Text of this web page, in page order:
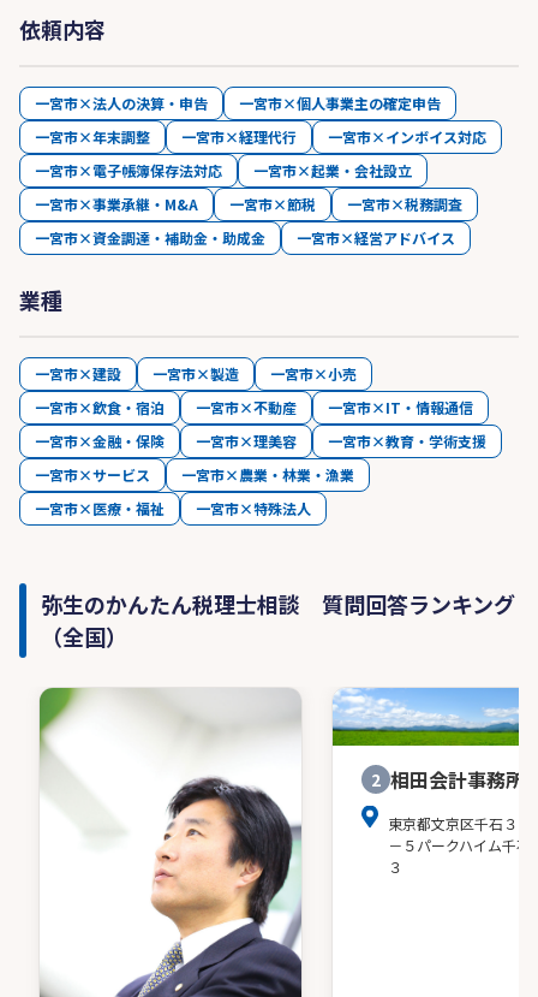
依頼内容
一宮市×法人の決算・申告
一宮市×個人事業主の確定申告
一宮市×年末調整
一宮市×経理代行
一宮市×インボイス対応
一宮市×電子帳簿保存法対応
一宮市×起業・会社設立
一宮市×事業承継・M&A
一宮市×節税
一宮市×税務調査
一宮市×資金調達・補助金・助成金
一宮市×経営アドバイス
業種
一宮市×建設 一宮市×製造
一宮市×小売
一宮市×飲食・宿泊
一宮市×不動産
一宮市×IT・情報通信
一宮市×金融・保険
一宮市×理美容
一宮市×教育・学術支援
一宮市×サービス
一宮市×農業・林業・漁業
一宮市×医療・福祉
一宮市×特殊法人
弥生のかんたん税理士相談 質問回答ランキング
（全国）
2 相田会計事務所
東京都文京区千石３－
－５パークハイム千石
３